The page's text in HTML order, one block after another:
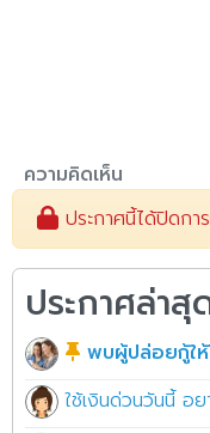
ความคิดเห็น
ประกาศนี้ได้ปิดกา
ประกาศล่า
พบผู้ปล่อยกู้ให้
ใช้เงินด่วนวันนี้ อ